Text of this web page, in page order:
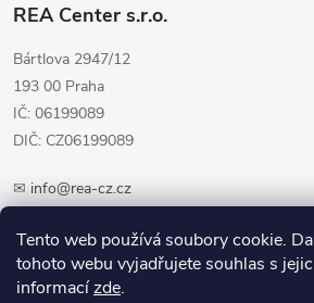
Tento web používá soubory cookie.
tohoto webu vyjadřujete souhlas s
informacízde.
REA Center s.r.o.
Bártlova 2947/12
193 00 Praha
IČ: 06199089
DIČ: CZ06199089
✉ info@rea-cz.cz